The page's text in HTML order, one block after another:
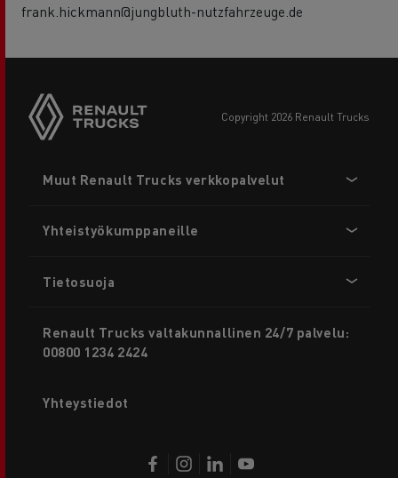
frank.hickmann@jungbluth-nutzfahrzeuge.de
copyright 2026 Renault Trucks
menu
Muut Renault Trucks verkkopalvelut
Yhteistyökumppaneille
Tietosuoja
Renault Trucks valtakunnallinen 24/7 palvelu:
00800 1234 2424
Yhteystiedot